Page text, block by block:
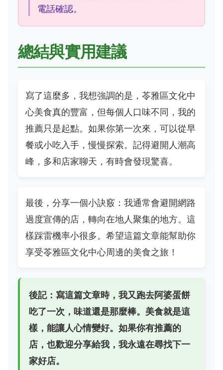
電話確認。
總結與實用建議
寫了這麼多，我想強調的是，苓雅區文化中
心美食真的豐富，但每個人口味不同，我的
推薦只是起點。如果你第一次來，可以從早
餐或小吃入手，慢慢探索。記得避開人潮高
峰，多和店家聊天，有時會發現驚喜。
最後，分享一個小訣竅：我通常會避開網路
過度宣傳的店，轉向在地人聚集的地方。這
樣踩雷機率小很多。希望這篇文章能幫助你
享受苓雅區文化中心周邊的美食之旅！
後記：寫這篇文章時，我又跑去阿婆蛋餅
吃了一次，味道還是那麼棒。美食就是這
樣，能讓人心情變好。如果你有推薦的
店，也歡迎分享給我，我永遠在尋找下一
家好店。